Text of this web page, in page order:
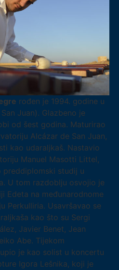
rođen je 1994. godine u
Juan). Glazbeno je
od šest godina. Maturirao
Alcázar de San Juan,
kao udaraljkaš. Nastavio
Manuel Masotti Littel,
preddiplomski studij u
U tom razdoblju osvojio je
Edeta na međunarodnome
Perkulliria. Usavršavao se
kao što su Sergi
Javier Benet, Jean
Abe. Tijekom
je kao solist u koncertu
Igora Lešnika, koji je